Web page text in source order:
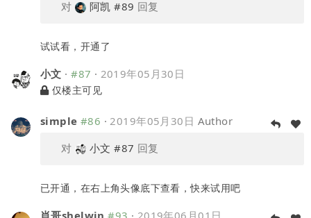
对 阿凯 #89 回复
试试看，开通了
小文 ·#87 · 2019年05月30日
仅楼主可见
simple #86 · 2019年05月30日 Author
对
小文 #87 回复
已开通，在右上角头像底下查看，快来试用吧
肖哥shelwin #93 · 2019年06月01日